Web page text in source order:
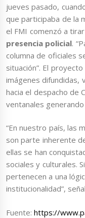
jueves pasado,
que participaba de la
el FMI comenzó a
presencia policial.
columna de oficiales
situación”. El
imágenes difundidas,
hacia el despacho de
ventanales
“En nuestro país, las
son parte inherente
ellas se han
sociales y culturales.
pertenecen a una
institucionalidad”,
Fuente:https://